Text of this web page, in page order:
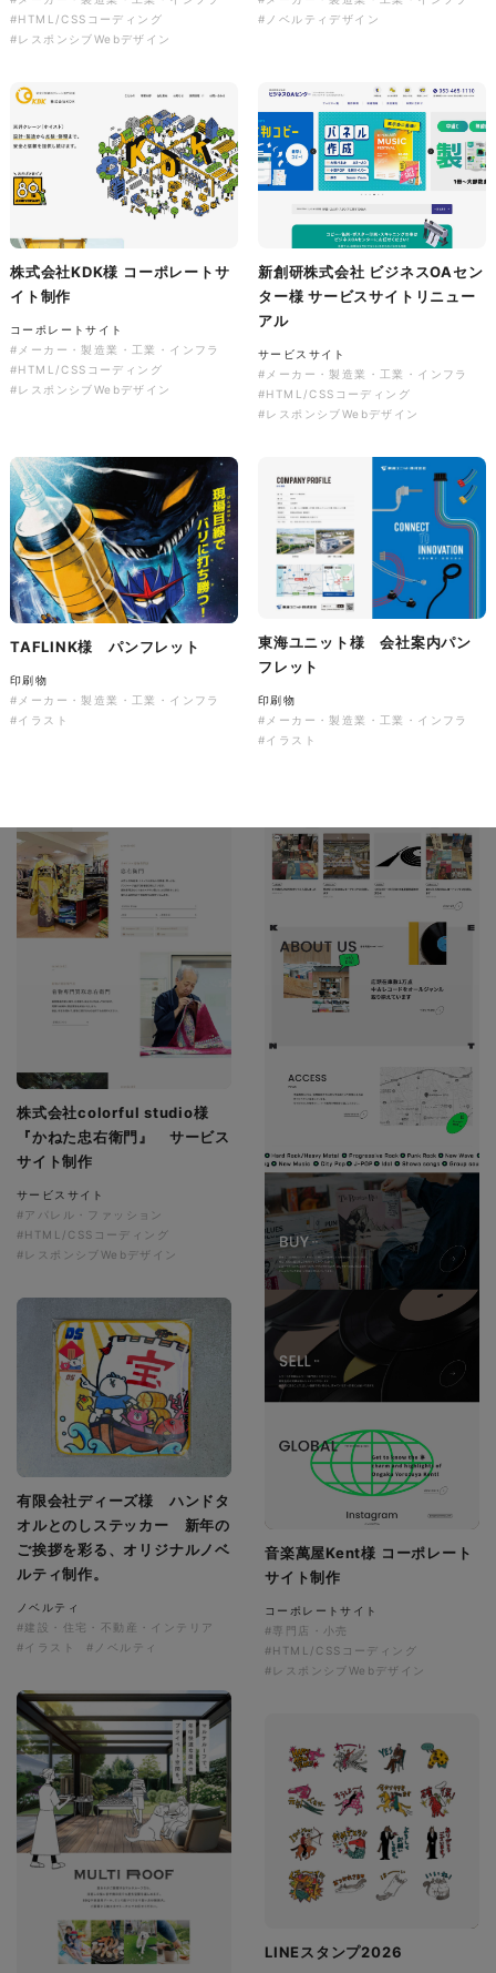
ソレイユ障害年金サポートセン
ター様 コーポレートサイト制
作
コーポレートサイト
#介護・福祉
#HTML/CSSコーディング
#レスポンシブWebデザイン
FRUITFRUIT SNACK パッケ
ージデザイン
パッケージ
#食品・飲食
#パッケージデザイン
#グラフィックデザイン
株式会社colorful studio様
『かねた忠右衛門』 サービス
サイト制作
サービスサイト
#アパレル・ファッション
#HTML/CSSコーディング
#レスポンシブWebデザイン
音楽萬屋Kent様 コーポレート
サイト制作
コーポレートサイト
#専門店・小売
#HTML/CSSコーディング
#レスポンシブWebデザイン
有限会社ディーズ様 ハンドタ
オルとのしステッカー 新年の
ご挨拶を彩る、オリジナルノベ
ルティ制作。
ノベルティ
#建設・住宅・不動産・インテリア
#イラスト
#ノベルティ
LINEスタンプ2026
#HTML/CSSコーディング
#レスポンシブWebデザイン
#ノベルティデザイン
株式会社KDK様 コーポレートサ
イト制作
コーポレートサイト
#メーカー・製造業・工業・インフラ
#HTML/CSSコーディング
#レスポンシブWebデザイン
新創研株式会社 ビジネスOAセン
ター様 サービスサイトリニュー
アル
サービスサイト
#メーカー・製造業・工業・インフラ
#HTML/CSSコーディング
#レスポンシブWebデザイン
TAFLINK様 パンフレット
印刷物
#メーカー・製造業・工業・インフラ
#イラスト
東海ユニット様 会社案内パン
フレット
印刷物
#メーカー・製造業・工業・インフラ
#イラスト